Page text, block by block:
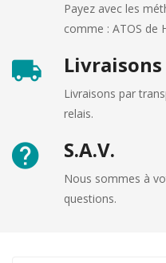
Payez avec les
comme : ATOS de
Livraisons
Livraisons par
relais.
S.A.V.
Nous sommes à
questions.